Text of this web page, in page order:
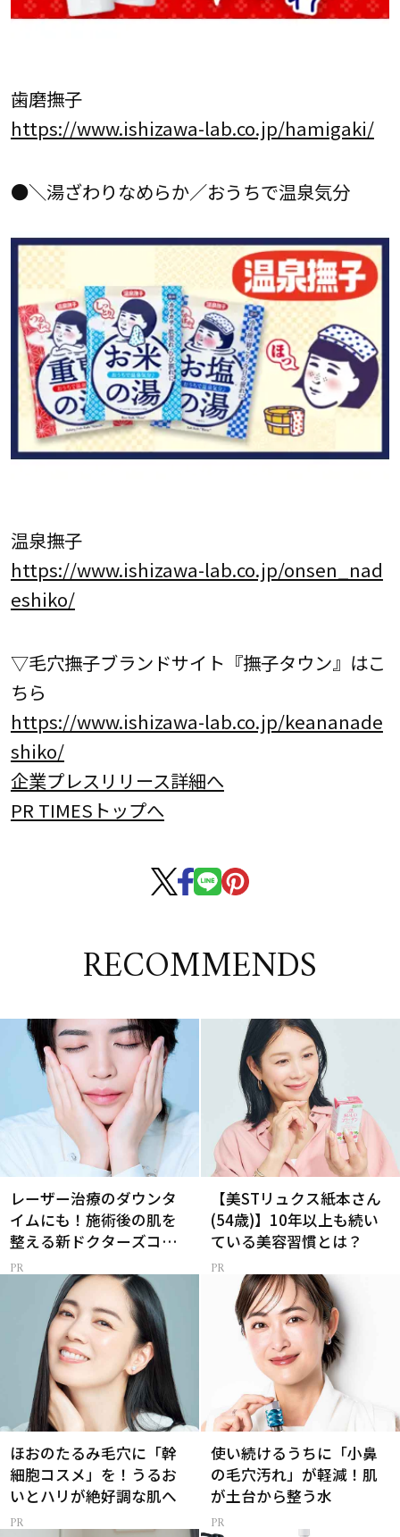
歯磨撫子
https://www.ishizawa-lab.co.jp/hamigaki/
●＼湯ざわりなめらか／おうちで温泉気分
温泉撫子
https://www.ishizawa-lab.co.jp/onsen_nad
eshiko/
▽毛穴撫子ブランドサイト『撫子タウン』はこ
ちら
https://www.ishizawa-lab.co.jp/keananade
shiko/
企業プレスリリース詳細へ
PR TIMESトップへ
RECOMMENDS
レーザー治療のダウンタ
イムにも！施術後の肌を
整える新ドクターズコス
メ
【美STリュクス紙本さん
(54歳)】10年以上も続い
ている美容習慣とは？
ほおのたるみ毛穴に「幹
細胞コスメ」を！うるお
いとハリが絶好調な肌へ
使い続けるうちに「小鼻
の毛穴汚れ」が軽減！肌
が土台から整う水